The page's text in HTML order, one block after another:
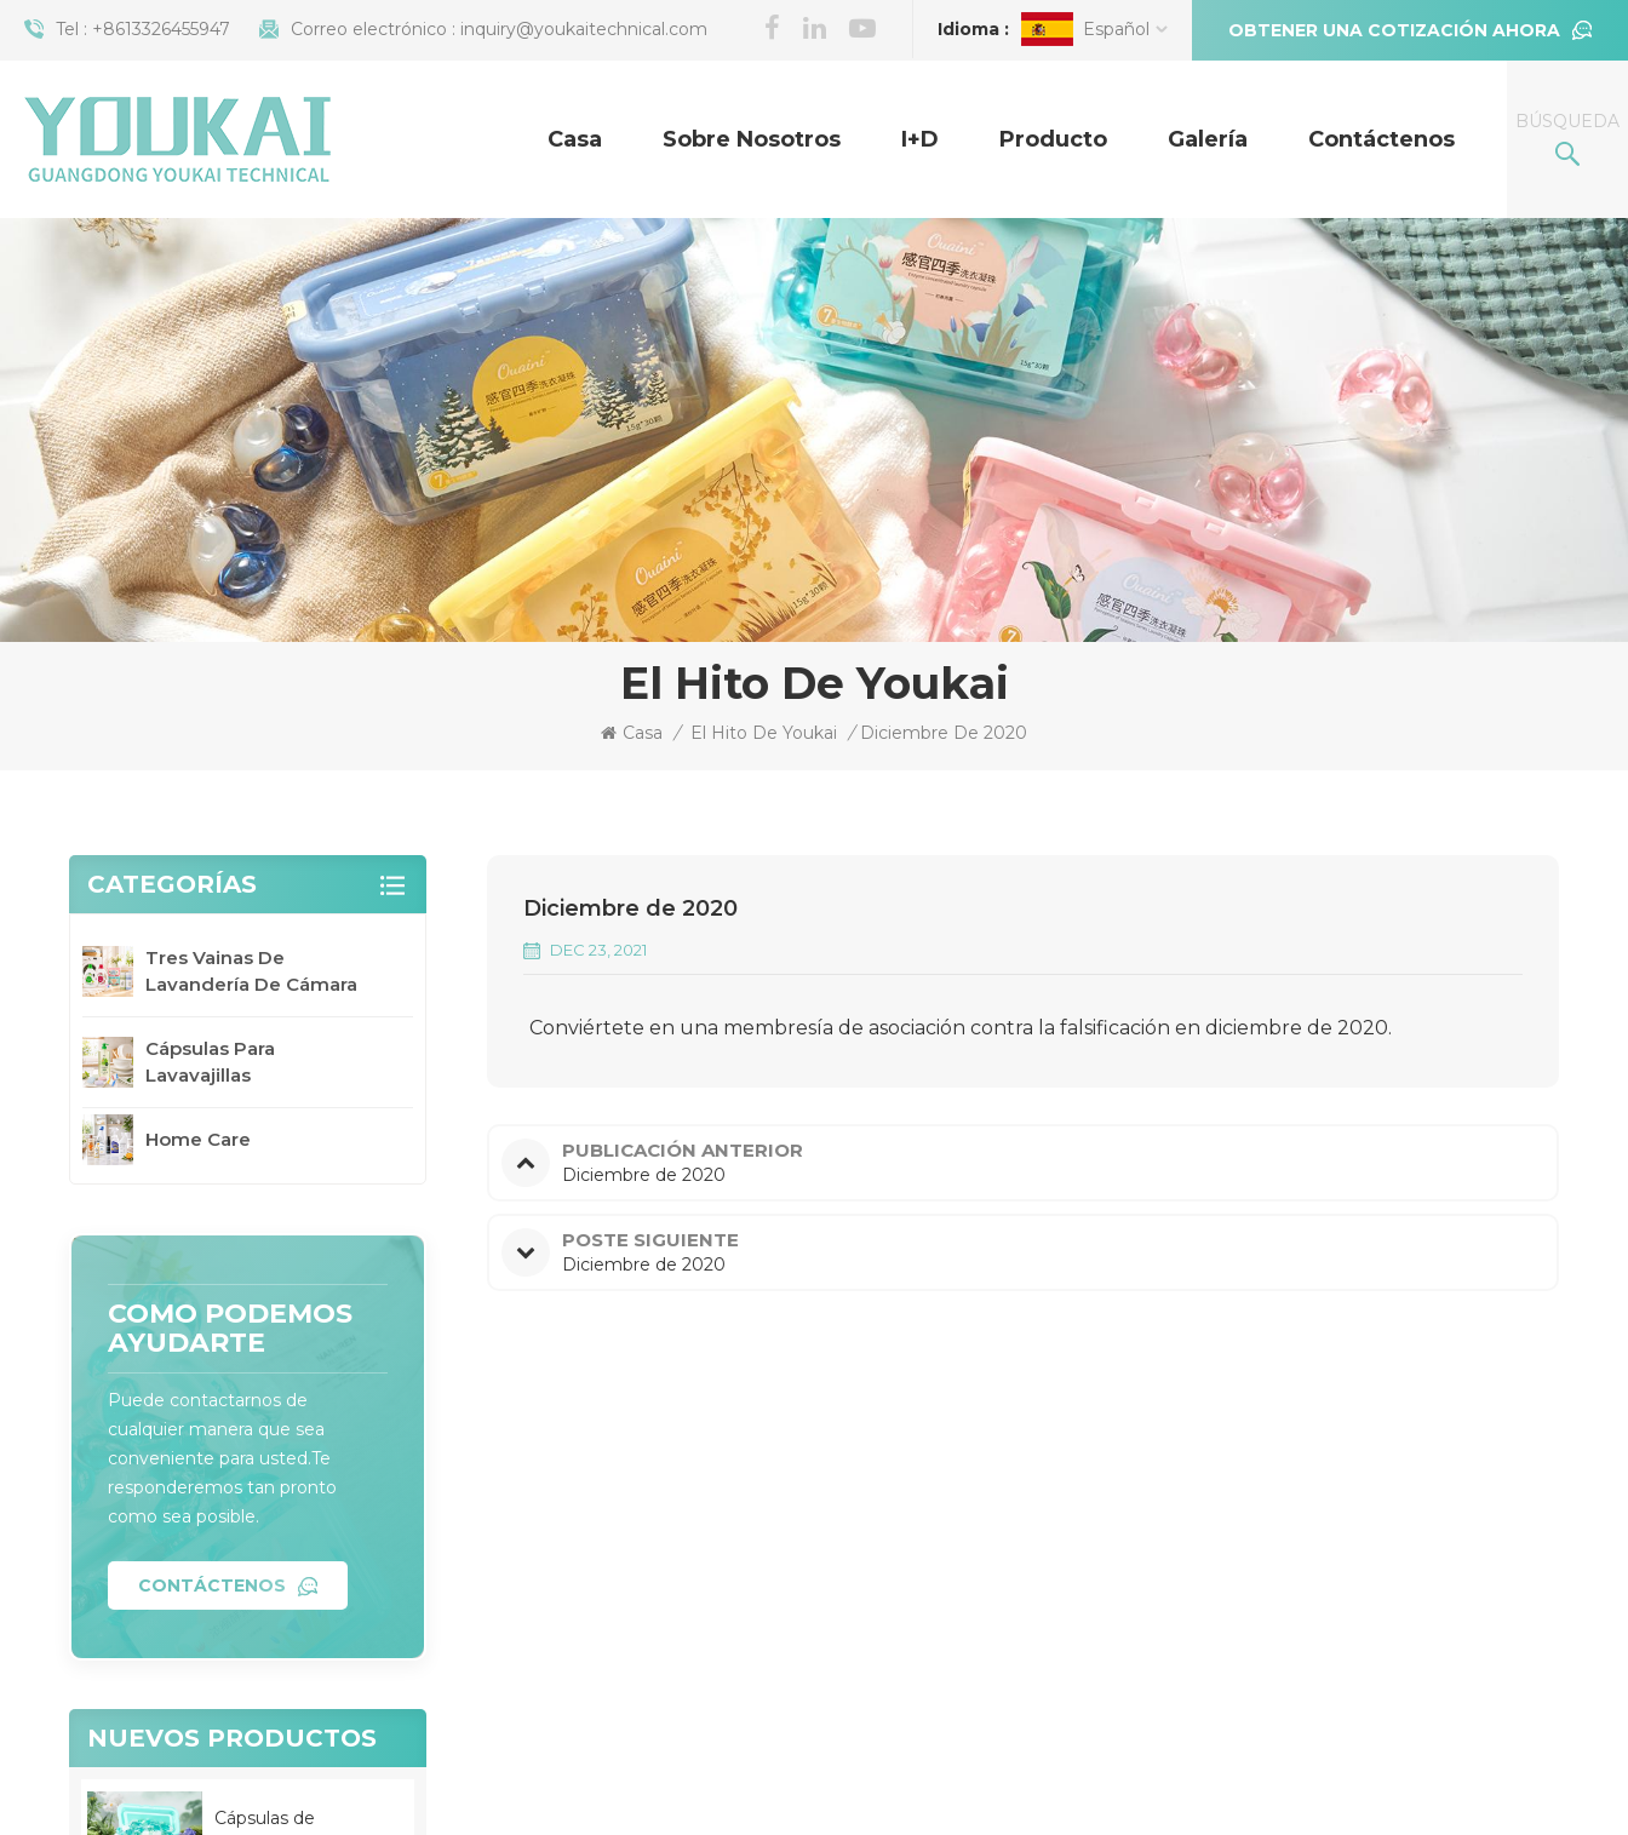
Tel : +8613326455947 Correo electrónico : inquiry@youkaitechnical.com OBTENER UNA COTIZACIÓN AHORA
Idioma : Español
BÚSQUEDA
Casa Sobre Nosotros I+D Producto Galería Contáctenos
El Hito De Youkai
Casa / El Hito De Youkai / Diciembre De 2020
Diciembre de 2020
DEC 23, 2021
Conviértete en una membresía de asociación contra la falsificación en diciembre de 2020.
PUBLICACIÓN ANTERIOR
Diciembre de 2020
POSTE SIGUIENTE
Diciembre de 2020
CATEGORÍAS
Tres Vainas De
Lavandería De Cámara
Cápsulas Para
Lavavajillas
Home Care
COMO PODEMOS
AYUDARTE
Puede contactarnos de
cualquier manera que sea
conveniente para usted.Te
responderemos tan pronto
como sea posible.
CONTÁCTENOS
NUEVOS PRODUCTOS
Cápsulas de